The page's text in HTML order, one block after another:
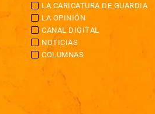
LA CARICATURA DE GUARDIA
LA OPINIÓN
CANAL DIGITAL
NOTICIAS
COLUMNAS